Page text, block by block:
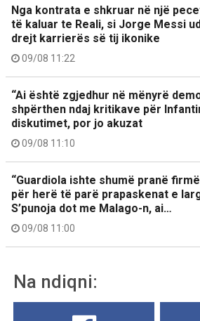
Nga kontrata e shkruar në një
të kaluar te Reali, si Jorge Messi
drejt karrierës së tij ikonike
09/08 11:22
“Ai është zgjedhur në mënyrë
shpërthen ndaj kritikave për
diskutimet, por jo akuzat
09/08 11:10
“Guardiola ishte shumë pranë
për herë të parë prapaskenat e
S’punoja dot me Malago-n, ai…
09/08 11:00
Na ndiqni: